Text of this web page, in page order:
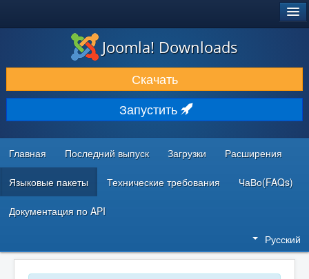
ЗАГРУЗКИ И РАСШИРЕНИЯ
ДОКУМЕНТАЦИЯ И ОБУЧЕНИЕ
СООБЩЕСТВО И ПОДДЕРЖКА
РЕСУРСЫ ДЛЯ РАЗРАБОТЧИКОВ
Joomla! Downloads
Скачать
Запустить
Главная Последний выпуск Загрузки Расширения
Языковые пакеты Технические требования ЧаВо(FAQs)
Документация по API
Русский